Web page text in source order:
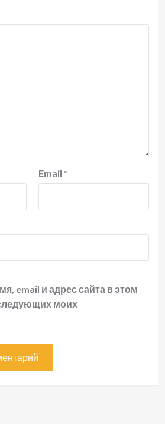
Email *
email и адрес сайта в этом
моих